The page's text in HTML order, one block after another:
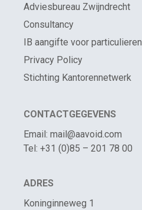
Adviesbureau Zwijndrecht
Consultancy
IB aangifte voor particulieren
Privacy Policy
Stichting Kantorennetwerk
CONTACTGEGEVENS
Email: mail@aavoid.com
Tel: +31 (0)85 – 201 78 00
ADRES
Koninginneweg 1